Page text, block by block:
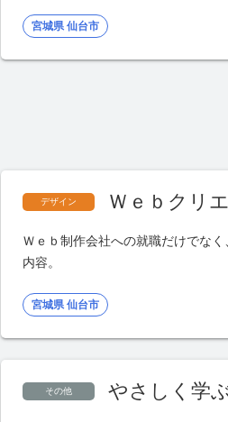
宮城県 仙台市
デザイン Ｗｅｂクリ
Ｗｅｂ制作会社への就職だけでな
内容。
宮城県 仙台市
その他 やさしく学